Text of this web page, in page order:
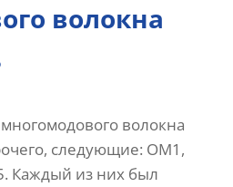
волокна
волокна
следующие: OM1,
Каждый из них был